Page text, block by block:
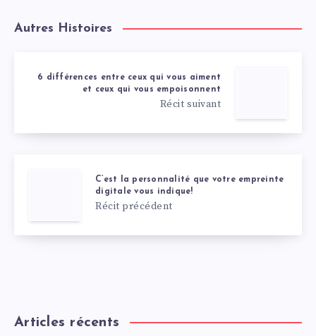
Autres Histoires
6 différences entre ceux qui vous aiment
et ceux qui vous empoisonnent
Récit suivant
C’est la personnalité que votre empreinte
digitale vous indique!
Récit précédent
Articles récents